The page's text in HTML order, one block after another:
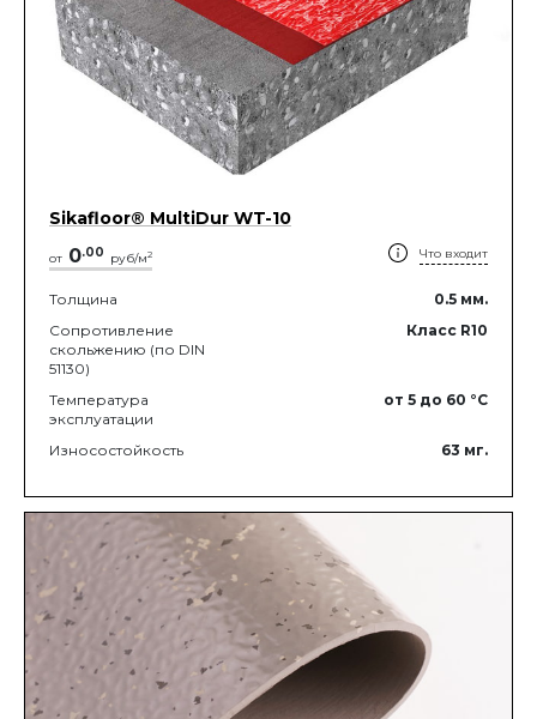
Sikafloor® MultiDur WT-10
от 0.00 руб/м2 Что входит
Толщина 0.5 мм.
Сопротивление
скольжению (по DIN
51130)
Класс R10
Температура
эксплуатации
от 5 до 60 °C
Износостойкость 63 мг.